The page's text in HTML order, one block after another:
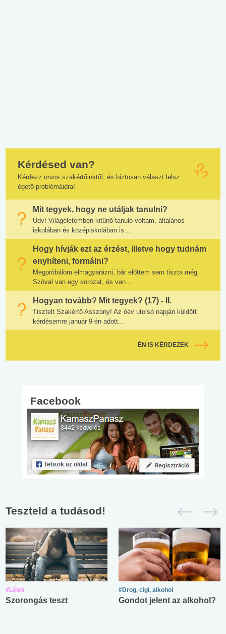
Kérdésed van?
Kérdezz orvos szakértőinktől, és biztosan választ lelsz
égető problémáidra!
Mit tegyek, hogy ne utáljak tanulni?
Üdv! Világéletemben kitűnő tanuló voltam, általános
iskolában és középiskolában is....
Hogy hívják ezt az érzést, illetve hogy tudnám
enyhíteni, formálni?
Megpróbálom elmagyarázni, bár előttem sem tiszta még.
Szóval van egy sorozat, és van...
Hogyan tovább? Mit tegyek? (17) - II.
Tisztelt Szakértő Asszony! Az óév utolsó napján küldött
kérdésemre január 9-én adott...
ÉN IS KÉRDEZEK
Facebook
Teszteld a tudásod!
#Lélek
Szorongás teszt
#Drog, cigi, alkohol
Gondot jelent az alkohol?